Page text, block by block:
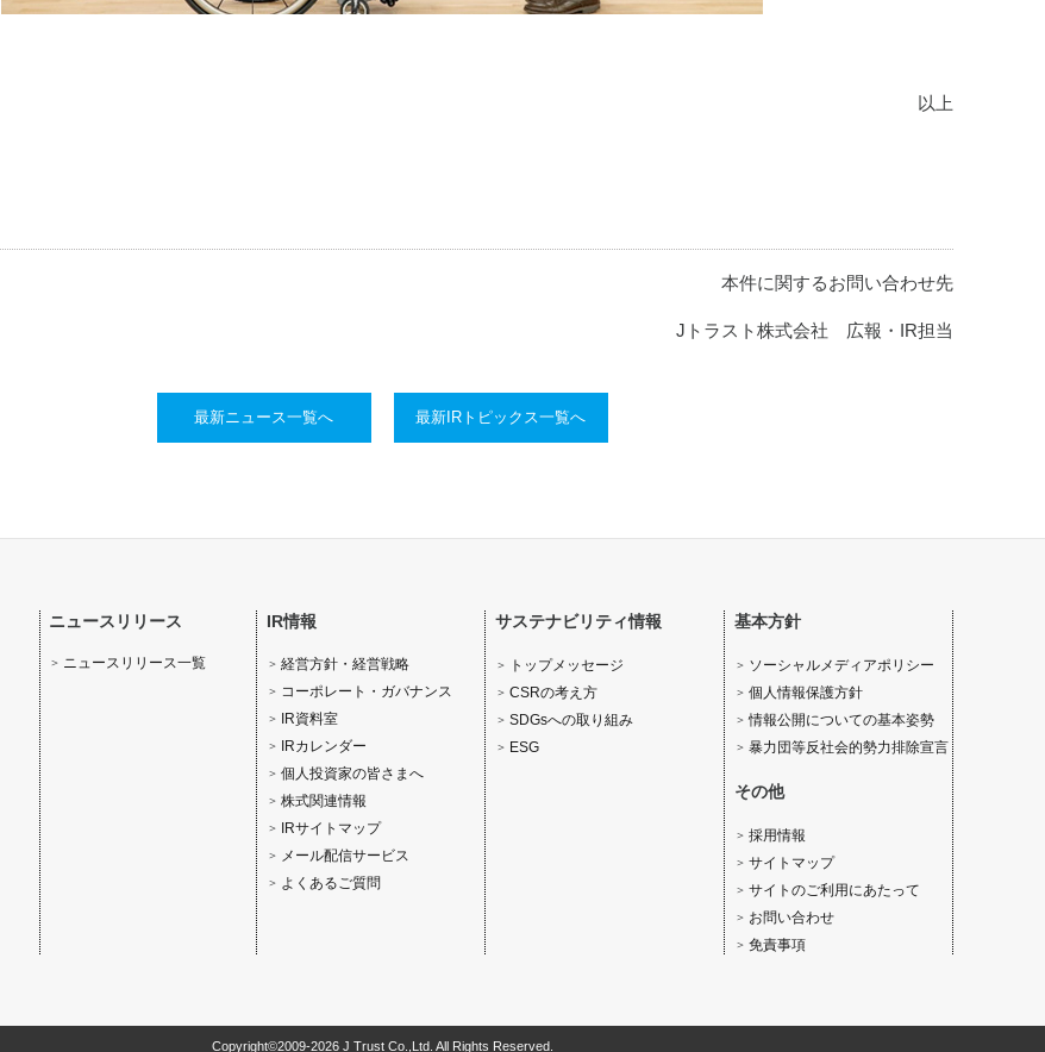
以上
本件に関するお問い合わせ先
Jトラスト株式会社 広報・IR担当
最新ニュース一覧へ 最新IRトピックス一覧へ
ニュースリリース
ニュースリリース一覧
IR情報
経営方針・経営戦略
コーポレート・ガバナンス
IR資料室
IRカレンダー
個人投資家の皆さまへ
株式関連情報
IRサイトマップ
メール配信サービス
よくあるご質問
サステナビリティ情報
トップメッセージ
CSRの考え方
SDGsへの取り組み
ESG
基本方針
ソーシャルメディアポリシー
個人情報保護方針
情報公開についての基本姿勢
暴力団等反社会的勢力排除宣言
その他
採用情報
サイトマップ
サイトのご利用にあたって
お問い合わせ
免責事項
Copyright©2009-2026 J Trust Co.,Ltd. All Rights Reserved.